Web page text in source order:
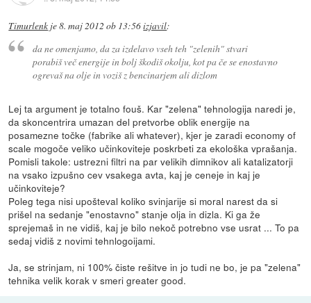
Timurlenk je8. maj 2012 ob 13:56izjavil:
da ne omenjamo, da za izdelavo vseh teh "zelenih" stvari
porabiš več energije in bolj škodiš okolju, kot pa če se enostavno
ogrevaš na olje in voziš z bencinarjem ali dizlom
Lej ta argument je totalno fouš. Kar "zelena" tehnologija naredi je,
da skoncentrira umazan del pretvorbe oblik energije na
posamezne točke (fabrike ali whatever), kjer je zaradi economy of
scale mogoče veliko učinkoviteje poskrbeti za ekološka vprašanja.
Pomisli takole: ustrezni filtri na par velikih dimnikov ali katalizatorji
na vsako izpušno cev vsakega avta, kaj je ceneje in kaj je
učinkoviteje?
Poleg tega nisi upošteval koliko svinjarije si moral narest da si
prišel na sedanje "enostavno" stanje olja in dizla. Ki ga že
sprejemaš in ne vidiš, kaj je bilo nekoč potrebno vse usrat ... To pa
sedaj vidiš z novimi tehnlogoijami.
Ja, se strinjam, ni 100% čiste rešitve in jo tudi ne bo, je pa "zelena"
tehnika velik korak v smeri greater good.